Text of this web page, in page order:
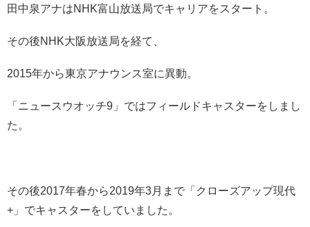
田中泉アナはNHK富山放送局でキャリアをスタート。
その後NHK大阪放送局を経て、
2015年から東京アナウンス室に異動。
「ニュースウオッチ9」ではフィールドキャスターをしまし
た。
その後2017年春から2019年3月まで「クローズアップ現代
+」でキャスターをしていました。